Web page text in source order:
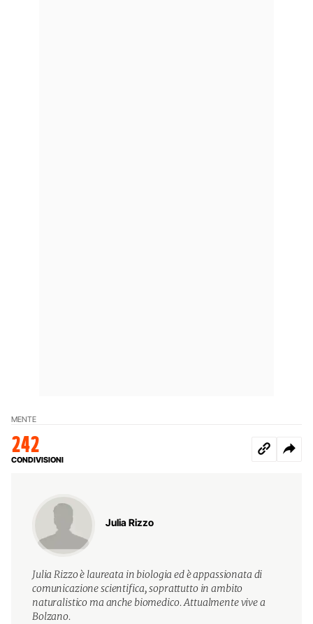
MENTE
242
CONDIVISIONI
Julia Rizzo
Julia Rizzo è laureata in biologia ed è appassionata di
comunicazione scientifica, soprattutto in ambito
naturalistico ma anche biomedico. Attualmente vive a
Bolzano.